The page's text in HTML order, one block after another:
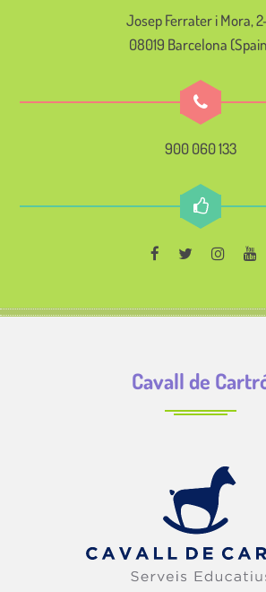
Josep Ferrater i Mora,
08019 Barcelona
900 060 133
Cavall de